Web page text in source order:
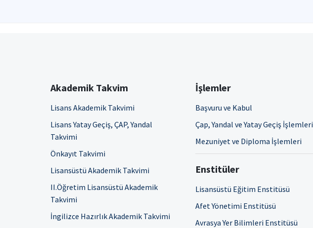
Akademik Takvim
Lisans Akademik Takvimi
Lisans Yatay Geçiş, ÇAP, Yandal
Takvimi
Önkayıt Takvimi
Lisansüstü Akademik Takvimi
II.Öğretim Lisansüstü Akademik
Takvimi
İngilizce Hazırlık Akademik Takvimi
İşlemler
Başvuru ve Kabul
Çap, Yandal ve Yatay Geçiş İşlemleri
Mezuniyet ve Diploma İşlemleri
Enstitüler
Lisansüstü Eğitim Enstitüsü
Afet Yönetimi Enstitüsü
Avrasya Yer Bilimleri Enstitüsü